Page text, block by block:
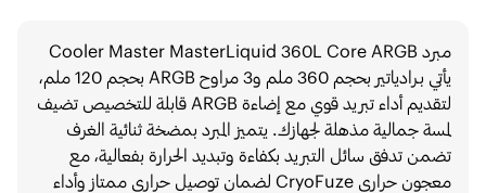
مبرد Cooler Master MasterLiquid 360L Core ARGB
يأتي بـرادياتير بحجم 360 ملم و3 مراوح ARGB بحجم 120 ملم،
لتقديم أداء تبريد قوي مع إضاءة ARGB قابلة للتخصيص تضيف
لمسة جمالية مذهلة لجهازك. يتميز المبرد بمضخة ثنائية الغرف
تضمن تدفق سائل التبريد بكفاءة وتبديد الحرارة بفعالية، مع
معجون حراري CryoFuze لضمان توصيل حراري ممتاز وأداء